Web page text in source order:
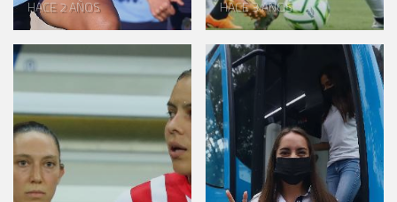
HACE 2 AÑOS HACE 3 AÑOS